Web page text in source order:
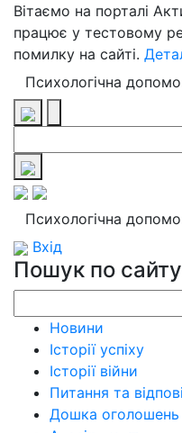
Вітаємо на порталі
працює у тестовому
помилку на сайті.
Психологічна
Психологічна
Вхід
Пошук по
Новини
Історії успіху
Історії війни
Питання та
Дошка оголошень